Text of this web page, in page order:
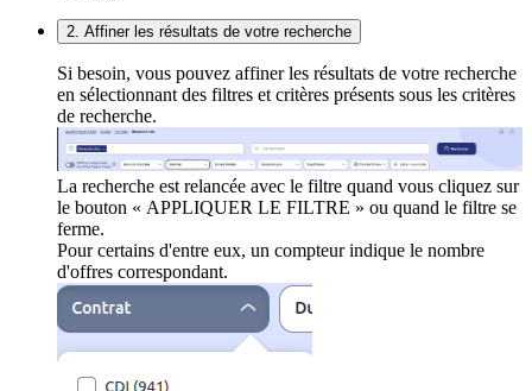
2. Affiner les résultats de votre recherche
Si besoin, vous pouvez affiner les résultats de votre recherche
en sélectionnant des filtres et critères présents sous les critères
de recherche.
La recherche est relancée avec le filtre quand vous cliquez sur
le bouton « APPLIQUER LE FILTRE » ou quand le filtre se
ferme.
Pour certains d'entre eux, un compteur indique le nombre
d'offres correspondant.